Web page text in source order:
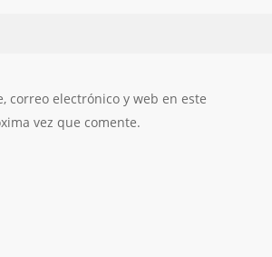
correo electrónico y web en este
vez que comente.